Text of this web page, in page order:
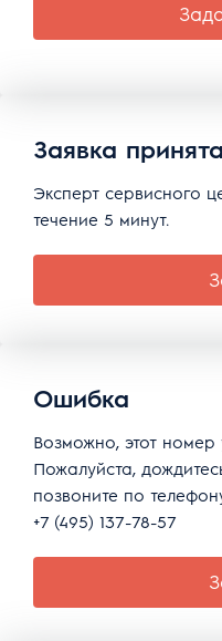
Заявка принята
Эксперт сервисного
течение 5 минут.
Ошибка
Возможно, этот номер
Пожалуйста,
позвоните по
+7 (495) 137-78-57